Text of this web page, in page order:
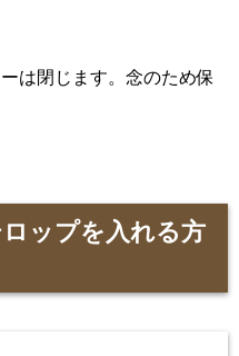
は閉じます。念のため保
ップを入れる方